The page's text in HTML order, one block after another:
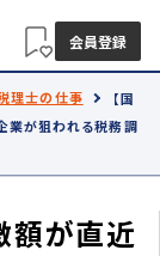
会員登録
理士の仕事
【国
業が狙われる税務調
額が直近